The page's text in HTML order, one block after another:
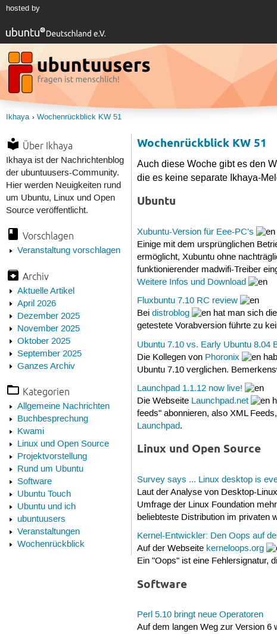
hosted by
Ikhaya Wochenrückblick KW 51
Über Ikhaya
Ikhaya ist der Nachrichtenblog
der ubuntuusers-Community.
Hier werden Neuigkeiten rund
um Ubuntu, Linux und Open
Source veröffentlicht.
Vorschlagen
Veranstaltung vorschlagen
Archiv
Aktuelle Artikel
April 2026
Dezember 2025
November 2025
Oktober 2025
September 2025
Ganzes Archiv
Kategorien
Allgemeine Nachrichten
Buchbesprechung
Kwami
Linux und Open Source
Projektvorstellung
Rund um Ubuntu
Software
Ubuntu Touch
Ubuntu und ich
ubuntuusers
Veranstaltungen
Wochenrückblick
Wochenrückblick KW 51
Auch diese Woche gibt es den
die es keine separate Ikhaya-
Ubuntu
Xubuntu-Version für Eee-PC's
Einige mit dem ursprünglichen
ermöglicht, Xubuntu ohne
funktionierender madwifi-Treiber
Weitere Infos und Download
Fluxbuntu 7.10 RC review
Beidistroblog hat man sich
getestete Vorabversion führte zu
Ubuntu 7.10 vs. Early Ubuntu 8.04
Die Kollegen von Phoronix
Ubuntu 7.10 verglichen.
Launchpad 1.1.12 now live!
Die Webseite Launchpad.net
feeds" abonnieren, also XML
Launchpad.
Linux und Open Source
Survey says ... Linux desktop is
Laut der Analyse von Desktop-
Umfrage der Linux Foundation
beliebteste Distribution im privaten
Kernel-Entwickler: Den Oops auf
Auf der Webseite kerneloops.org
Ein "Oops" ist eine Fehlersignatur,
Software
Perl 5.10 bringt neue Operatoren
Auf dem langen Weg zur Version